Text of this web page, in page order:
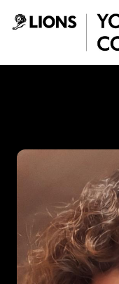
Saltar al contenido